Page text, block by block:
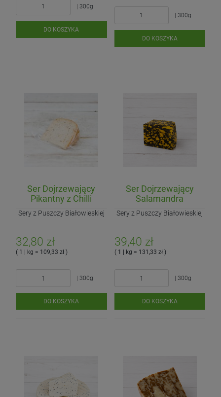
| 300g
DO KOSZYKA
| 300g
DO KOSZYKA
Ser Dojrzewający
Pikantny z Chilli
Sery z Puszczy Białowieskiej
32,80 zł
( 1 | kg = 109,33 zł )
| 300g
DO KOSZYKA
Ser Dojrzewający
Salamandra
Sery z Puszczy Białowieskiej
39,40 zł
( 1 | kg = 131,33 zł )
| 300g
DO KOSZYKA